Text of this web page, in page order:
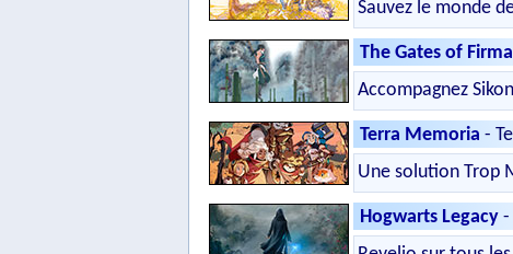
Sauvez le monde
The Gates of
Accompagnez
Terra Memoria -
Une solution Trop
Hogwarts Legacy -